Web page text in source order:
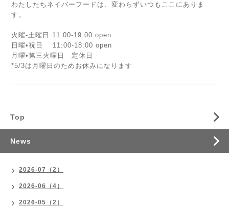
わたしたちネイバーフードは、変わらずいつもここにありま
す。
火曜-土曜日 11:00-19:00 open
日曜•祝日 11:00-18:00 open
月曜•第三火曜日 定休日
*5/3は月曜日のためお休みになります
Top
News
2026-07（2）
2026-06（4）
2026-05（2）